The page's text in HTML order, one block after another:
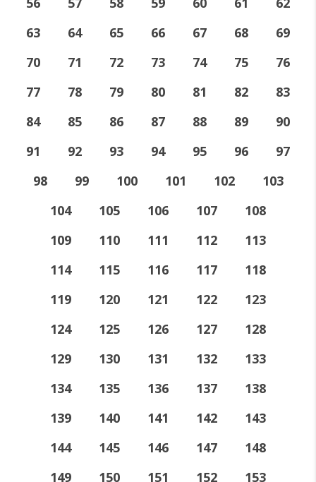
63
64 65 66 67 68
69
70
71 72 73 74 75
76
77
78 79 80 81 82
83
84
85 86 87 88 89
90
91
92 93 94 95 96
97
98
99 100 101 102
103
104
105 106 107
108
109
110 111 112
113
114
115 116 117
118
119
120 121 122
123
124
125 126 127
128
129
130 131 132
133
134
135 136 137
138
139
140 141 142
143
144
145 146 147
148
149
150 151 152 153